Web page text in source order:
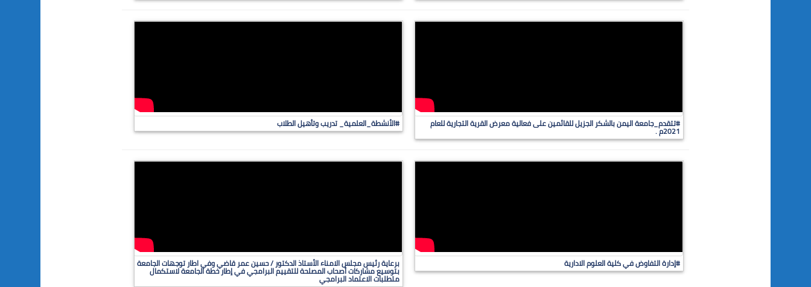
#تتقدم_جامعة اليمن بالشكر الجزيل للقائمين على فعالية معرض القرية التجارية للعام
2021م .
#الأنشطة_العلمية_ تدريب وتأهيل الطلاب
#إدارة التفاوض في كلية العلوم الادارية برعاية رئيس مجلس الامناء الأستاذ الدكتور / حسين عمر قاضي وفي اطار توجهات الجامعة
بتوسيع مشاركات أصحاب المصلحة للتقييم البرامجي في إطار خطة الجامعة لاستكمال
متطلبات الاعتماد البرامجي